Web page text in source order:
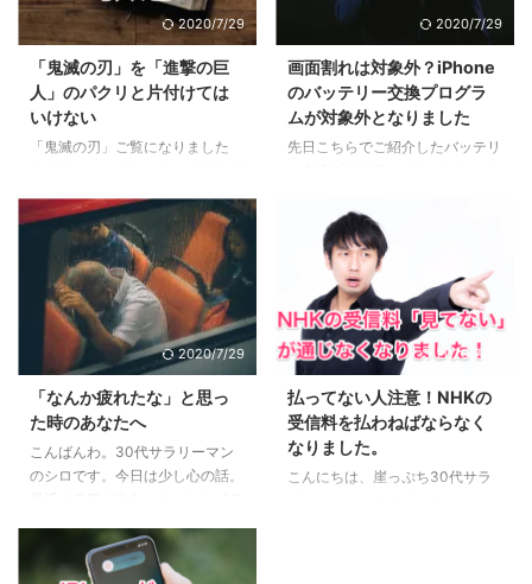
2020/7/29
「鬼滅の刃」を「進撃の巨
人」のパクリと片付けては
いけない
「鬼滅の刃」ご覧になりました
に書くようになったってことはも
うブームも終盤？いいやこの作品
はそんなことない、作者にとても
敬意を表したく。稚拙ながら僕な
りの刺さりポイントを書いてみま
した。 目次1 「鬼滅の刃」と「進
撃の巨人」に共通する点2 魅力
１：多様な人間・鬼の背景に共感
する3 魅力２：人間・人生を見つ
める眼差しの冷静さ、鬼に払う敬
意4 魅力３：鬼VS人間ではなな
く、鬼＝人間からの…5 魅力４：
鬼である人間を切りながらも尊重
てくる6 鬼舞辻無惨の ...
2020/7/29
画面割れは対象外？iPhone
のバッテリー交換プログラ
ムが対象外となりました
先日こちらでご紹介したバッテリ
いりました、、、 同封された書
面には「修理のお申し込み時にご
報告いただいていない問題が見つ
かりました。」とのこと、、、
目次1 対象外になった理由は画面
の破損？2 もう一回出すと1万円
請求される！？3 このプログラム
で3200円払うより自分で直す方
が安かった4 まとめ 対象外にな
った理由は画面の破損？ こちら
が修理に出したiPhoneの画像で
す。 ご覧の通りバキバキに割れ
2020/7/29
「なんか疲れたな」と思っ
た時のあなたへ
こんばんわ。30代サラリーマン
のシロです。今日は少し心の話。
しちゃうなとかありませんか？僕
のことです。 目次1 生活が雑にな
2020/7/29
払ってない人注意！NHKの
受信料を払わねばならなく
なりました。
こんにちは、崖っぷち30代サラ